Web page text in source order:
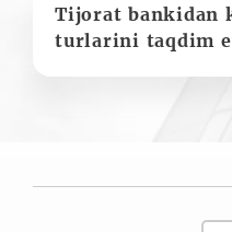
Tijorat bankidan
turlarini taqdim